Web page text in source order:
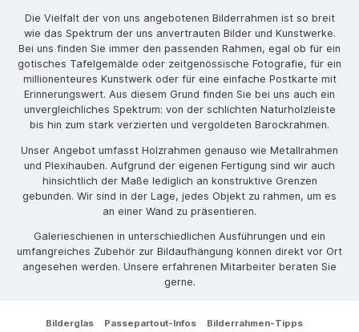
Die Vielfalt der von uns angebotenen Bilderrahmen ist so breit
wie das Spektrum der uns anvertrauten Bilder und Kunstwerke.
Bei uns finden Sie immer den passenden Rahmen, egal ob für ein
gotisches Tafelgemälde oder zeitgenössische Fotografie, für ein
millionenteures Kunstwerk oder für eine einfache Postkarte mit
Erinnerungswert. Aus diesem Grund finden Sie bei uns auch ein
unvergleichliches Spektrum: von der schlichten Naturholzleiste
bis hin zum stark verzierten und vergoldeten Barockrahmen.
Unser Angebot umfasst Holzrahmen genauso wie Metallrahmen
und Plexihauben. Aufgrund der eigenen Fertigung sind wir auch
hinsichtlich der Maße lediglich an konstruktive Grenzen
gebunden. Wir sind in der Lage, jedes Objekt zu rahmen, um es
an einer Wand zu präsentieren.
Galerieschienen in unterschiedlichen Ausführungen und ein
umfangreiches Zubehör zur Bildaufhängung können direkt vor Ort
angesehen werden. Unsere erfahrenen Mitarbeiter beraten Sie
gerne.
Bilderglas Passepartout-Infos
Bilderrahmen-Tipps